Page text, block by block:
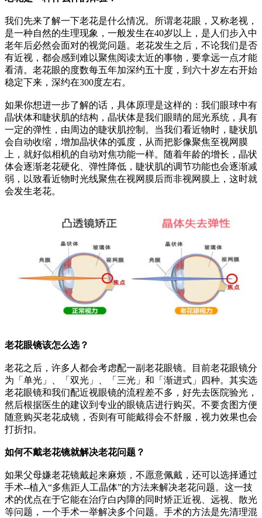
我们先来了解一下老花是什么情况。所谓老花眼，又称老视，
是一种自然的生理现象，一般发生在40岁以上，是人们步入中
老年后必然会面对的视觉问题。老花发生之后，不论我们是否
有近视，都会感到难以聚焦阅读太近的事物，要拿远一点才能
看清。老花眼的度数每五年加深约五十度，到六十岁左右开始
稳定下来，深约在300度左右。
如果你想进一步了解的话，具体原理是这样的：我们眼球中有
晶状体和睫状肌的结构，晶状体是我们眼睛的屈光系统，具有
一定的弹性，由周边的睫状肌控制。当我们看近物时，睫状肌
会自动收缩，增加晶状体的弧度，从而把影像聚焦至视网膜
上，就好似相机的自动对焦功能一样。随着年龄的增长，晶状
体会逐渐老花硬化、弹性降低，睫状肌的调节功能也会逐渐减
弱，以致看近物时光线聚焦在视网膜后而非视网膜上，这时就
会发生老花。
老花眼镜该怎么选？
老花之后，许多人都会考虑配一副老花眼镜。目前老花眼镜分
为「单光」、「双光」、「三光」和「渐进式」四种。其实选
老花眼镜和我们配近视眼镜的流程差不多，好先去医院验光，
然后根据医生的建议到专业的眼镜店进行购买。不要贪图方便
随意购买老花成镜，否则有可能戴得会不舒服，视力效果也会
打折扣。
如何不戴老花镜就解决老花问题？
如果父母嫌老花镜戴起来麻烦，不愿意佩戴，还可以选择通过
手术--植入“多焦距人工晶体”的方法来解决老花问题。这一技
术的优点在于它能在治疗白内障的同时矫正近视、远视、散光
等问题，一个手术一举解决多个问题。手术的方法是先清理混